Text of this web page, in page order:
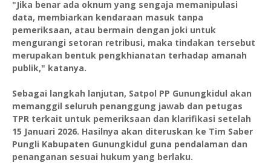
"Jika benar ada oknum yang sengaja memanipulasi
data, membiarkan kendaraan masuk tanpa
pemeriksaan, atau bermain dengan joki untuk
mengurangi setoran retribusi, maka tindakan tersebut
merupakan bentuk pengkhianatan terhadap amanah
publik," katanya.
Sebagai langkah lanjutan, Satpol PP Gunungkidul akan
memanggil seluruh penanggung jawab dan petugas
TPR terkait untuk pemeriksaan dan klarifikasi setelah
15 Januari 2026. Hasilnya akan diteruskan ke Tim Saber
Pungli Kabupaten Gunungkidul guna pendalaman dan
penanganan sesuai hukum yang berlaku.